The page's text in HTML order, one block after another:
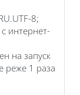
8;
интернет-
на запуск
реже 1 раза